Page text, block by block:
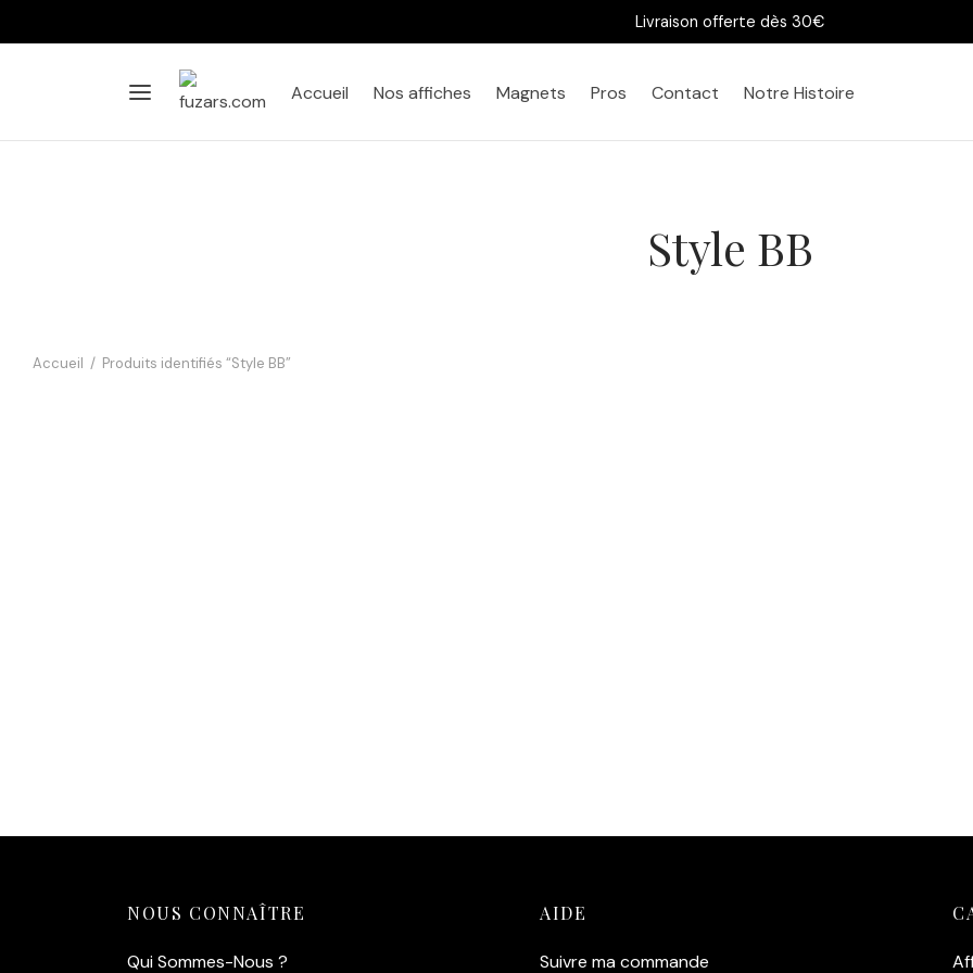
Livraison offerte dès 30€
Accueil Nos affiches Magnets Pros Contact Notre Histoire
Style BB
Accueil / Produits identifiés “Style BB”
NOUS CONNAÎTRE
Qui Sommes-Nous ?
AIDE
Suivre ma commande